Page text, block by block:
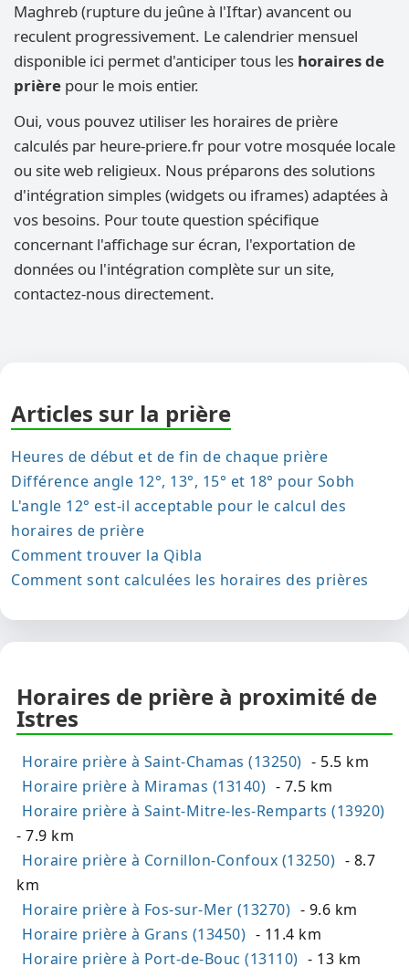
Maghreb (rupture du jeûne à l'Iftar) avancent ou
reculent progressivement. Le calendrier mensuel
disponible ici permet d'anticiper tous les horaires de
prière pour le mois entier.
Oui, vous pouvez utiliser les horaires de prière
calculés par heure-priere.fr pour votre mosquée locale
ou site web religieux. Nous préparons des solutions
d'intégration simples (widgets ou iframes) adaptées à
vos besoins. Pour toute question spécifique
concernant l'affichage sur écran, l'exportation de
données ou l'intégration complète sur un site,
contactez-nous directement.
Articles sur la prière
Heures de début et de fin de chaque prière
Différence angle 12°, 13°, 15° et 18° pour Sobh
L'angle 12° est-il acceptable pour le calcul des
horaires de prière
Comment trouver la Qibla
Comment sont calculées les horaires des prières
Horaires de prière à proximité de
Istres
Horaire prière à Saint-Chamas (13250) - 5.5 km
Horaire prière à Miramas (13140) - 7.5 km
Horaire prière à Saint-Mitre-les-Remparts (13920)
- 7.9 km
Horaire prière à Cornillon-Confoux (13250) - 8.7
km
Horaire prière à Fos-sur-Mer (13270) - 9.6 km
Horaire prière à Grans (13450) - 11.4 km
Horaire prière à Port-de-Bouc (13110) - 13 km